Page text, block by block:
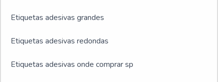
Etiquetas adesivas grandes
Etiquetas adesivas redondas
Etiquetas adesivas onde comprar sp